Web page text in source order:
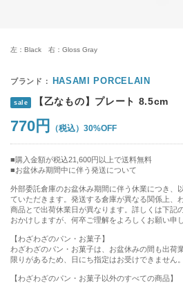
左：Black 右：Gloss Gray
HASAMI PORCELAIN
sale 【乙なもの】プレート 8.5cm
770円 30%OFF
購入金額が税込21,600円以上で送料無料
お盆休み期間中に伴う発送について
外部委託倉庫のお盆休み期間に伴う休業につき、
ていただきます。発送する倉庫が異なる関係上、
商品とで出荷休業日が異なります。詳しくは下記
おかけしますが、何卒ご理解をよろしくお願い申
【わざわざのパン・お菓子】
わざわざのパン・お菓子は、お盆休みの間も出荷
限りがあるため、日にち指定はお受けできません
【わざわざのパン・お菓子以外のすべての商品】